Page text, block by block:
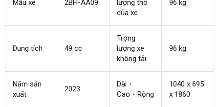
Mẫu xe 2BH-AA09
lượng thô
của xe
96 kg
Dung tích 49 cc
Trọng
lượng xe
không tải
96 kg
Năm sản
xuất
2023
Dài・
Cao・Rộng
1040 x 695
x 1860